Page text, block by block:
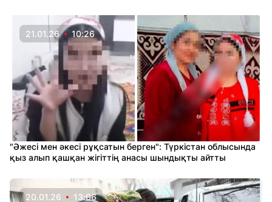
21.01.26 10:26
"Әжесі мен әкесі рұқсатын берген": Түркістан облысында
қыз алып қашқан жігіттің анасы шындықты айтты
20.01.26 13:06